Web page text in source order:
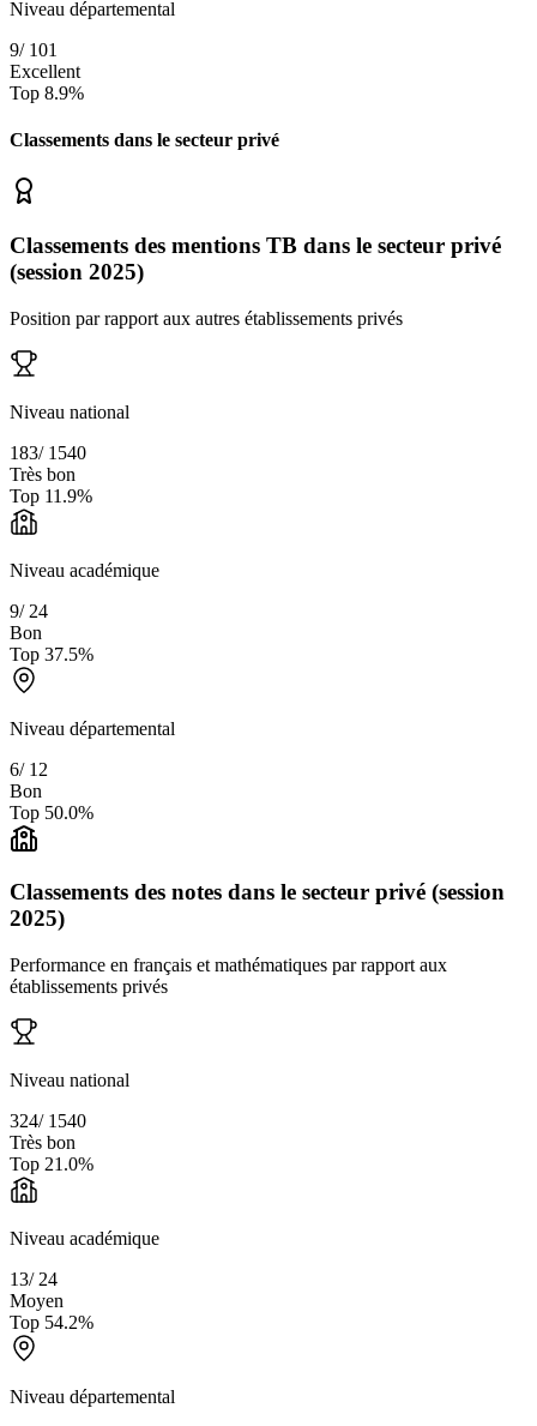
Niveau départemental
9/ 101
Excellent
Top 8.9%
Classements dans le secteur privé
Classements des mentions TB dans le secteur privé
(session 2025)
Position par rapport aux autres établissements privés
Niveau national
183/ 1540
Très bon
Top 11.9%
Niveau académique
9/ 24
Bon
Top 37.5%
Niveau départemental
6/ 12
Bon
Top 50.0%
Classements des notes dans le secteur privé (session
2025)
Performance en français et mathématiques par rapport aux
établissements privés
Niveau national
324/ 1540
Très bon
Top 21.0%
Niveau académique
13/ 24
Moyen
Top 54.2%
Niveau départemental